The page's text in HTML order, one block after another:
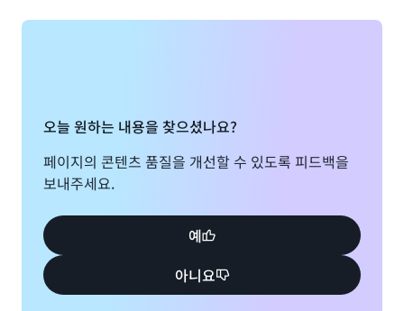
트를 업그레이드해야 했습니다. 가용성이 높은 환경과 저렴
한 비용이 필요했던 GE Avio Aero는 Amazon FSx를 통해
SQL Standard 라이선스가 포함된 가용성이 뛰어난 SQL
Server 장애 조치 클러스터를 배포했습니다. Amazon FSx
Enterprise 라이선스를 사용할 때에 비해 비용은 대폭 절감
되었고 TCO는 낮아졌습니다.
“Amazon FSx for Windows File Server를 사용하여 가용
평가하는 초기 단계에 있습니다.”
Nick Andrews, Origin IT Group Manager - Cloud and
Infrastructure Services
레드캣
Redcat Hospitality IT Platform은 카페, 레스토랑, 다중 사
비블리카
인한 웹 사이트 성능 문제를 겪고 있었습니다.
MissionCloud는 특히 워크로드에 EFS를 사용
로 확장성이 더 뛰어난 인프라로 Biblica를 옮겼
습니다. “Biblica는 온프레미스 Microsoft SQL
Server 데이터베이스를 Linux 기반 Amazon
Aurora MySQL로 마이그레이션하여 매우 많은
오늘 원하는 내용을 찾으셨나요?
페이지의 콘텐츠 품질을 개선할 수 있도록 피드백을
보내주세요.
예
아니요